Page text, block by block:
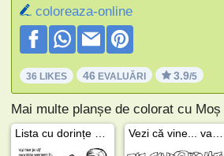
coloreaza-online
36 LIKES 46 EVALUĂRI 3.9/5
Mai multe planșe de colorat cu